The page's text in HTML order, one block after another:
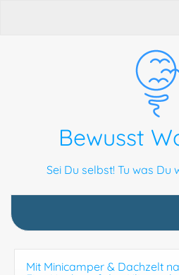
Bewusst
Sei Du selbst! Tu was Du
Mit Minicamper & Dachzelt